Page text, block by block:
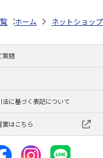
ハニーベアシリーズ
ENGAWA ハニーベ
ホーム ネットショップ
質問
法に基づく表記について
案はこちら